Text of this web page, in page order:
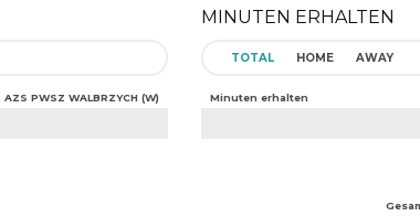
AZS PWSZ WALBRZYCH (W)
MINUTEN ERHALTEN
TOTAL HOME AWAY
Minuten erhalten